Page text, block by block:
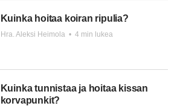
Kuinka hoitaa koiran ripulia?
Hra. Aleksi Heimola • 4 min lukea
Kuinka tunnistaa ja hoitaa kissan
korvapunkit?